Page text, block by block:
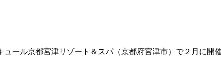
ュール京都宮津リゾート＆スパ（京都府宮津市）で２月に開